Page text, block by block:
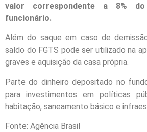
valor correspondente a 8%
funcionário.
Além do saque em caso de
saldo do FGTS pode ser utilizado na
graves e aquisição da casa própria.
Parte do dinheiro depositado no
para investimentos em políticas
habitação, saneamento básico e
Fonte: Agência Brasil